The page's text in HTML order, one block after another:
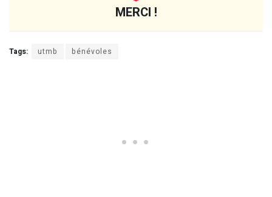
MERCI !
Tags: utmb bénévoles